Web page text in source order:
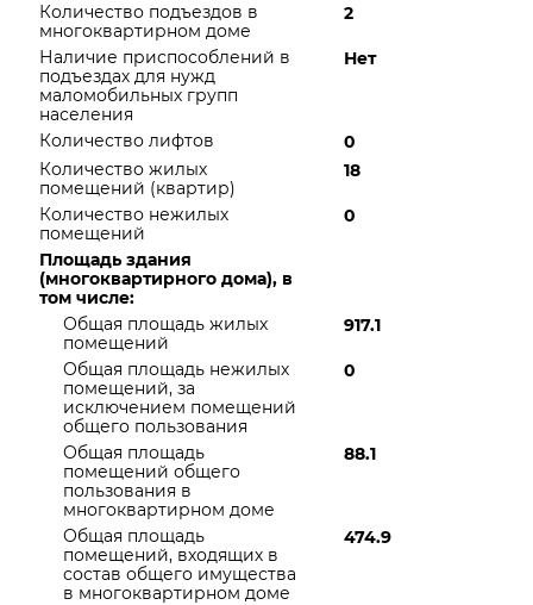
Количество подъездов в
многоквартирном доме
2
Наличие приспособлений в
подъездах для нужд
маломобильных групп
населения
Нет
Количество лифтов
0
Количество жилых
помещений (квартир)
18
Количество нежилых
помещений
0
Площадь здания
(многоквартирного дома), в
том числе:
Общая площадь жилых
помещений
917.1
Общая площадь нежилых
помещений, за
исключением помещений
общего пользования
0
Общая площадь
помещений общего
пользования в
многоквартирном доме
88.1
Общая площадь
помещений, входящих в
состав общего имущества
в многоквартирном доме
474.9